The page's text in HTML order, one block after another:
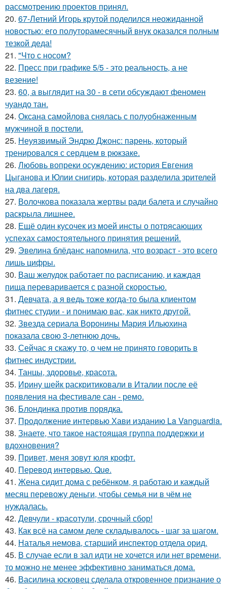
рассмотрению проектов принял.
20. 67-Летний Игорь крутой поделился неожиданной
новостью: его полуторамесячный внук оказался полным
тезкой деда!
21. "Что с носом?
22. Пресс при графике 5/5 - это реальность, а не
везение!
23. 60, а выглядит на 30 - в сети обсуждают феномен
чуандо тан.
24. Оксана самойлова снялась с полуобнаженным
мужчиной в постели.
25. Неуязвимый Эндрю Джонс: парень, который
тренировался с сердцем в рюкзаке.
26. Любовь вопреки осуждению: история Евгения
Цыганова и Юлии снигирь, которая разделила зрителей
на два лагеря.
27. Волочкова показала жертвы ради балета и случайно
раскрыла лишнее.
28. Ещё один кусочек из моей инсты о потрясающих
успехах самостоятельного принятия решений.
29. Эвелина блёданс напомнила, что возраст - это всего
лишь цифры.
30. Ваш желудок работает по расписанию, и каждая
пища переваривается с разной скоростью.
31. Девчата, а я ведь тоже когда-то была клиентом
фитнес студии - и понимаю вас, как никто другой.
32. Звезда сериала Воронины Мария Ильюхина
показала свою 3-летнюю дочь.
33. Сейчас я скажу то, о чем не принято говорить в
фитнес индустрии.
34. Танцы, здоровье, красота.
35. Ирину шейк раскритиковали в Италии после её
появления на фестивале сан - ремо.
36. Блондинка против порядка.
37. Продолжение интервью Хави изданию La Vanguardia.
38. Знаете, что такое настоящая группа поддержки и
вдохновения?
39. Привет, меня зовут юля крофт.
40. Перевод интервью. Que.
41. Жена сидит дома с ребёнком, я работаю и каждый
месяц перевожу деньги, чтобы семья ни в чём не
нуждалась.
42. Девчули - красотули, срочный сбор!
43. Как всё на самом деле складывалось - шаг за шагом.
44. Наталья немова, старший инспектор отдела орид.
45. В случае если в зал идти не хочется или нет времени,
то можно не менее эффективно заниматься дома.
46. Василина юсковец сделала откровенное признание о